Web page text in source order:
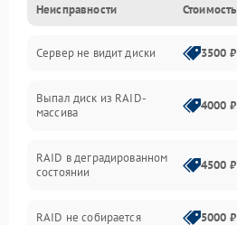
Охлаждение и температура
Материнская плата и процессор
Сеть и коммуникации
Неисправности Стоимость
Сервер не видит диски 3500 ₽
Выпал диск из RAID-
массива
4000 ₽
RAID в деградированном
состоянии
4500 ₽
RAID не собирается 5000 ₽